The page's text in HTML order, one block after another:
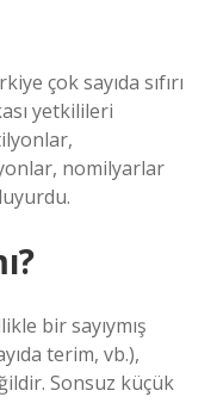
çok sayıda sıfırı
yetkilileri
nomilyarlar
bir sayıymış
terim, vb.),
Sonsuz küçük